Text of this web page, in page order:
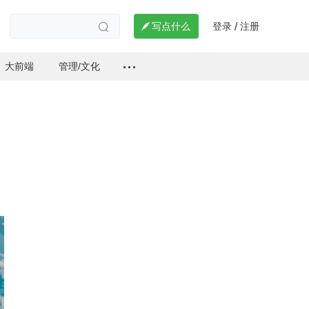
  写点什么 登录 / 注册
大前端 管理/文化